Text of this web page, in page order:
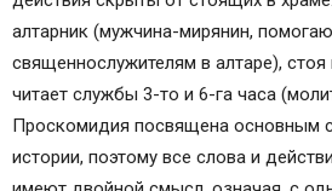
алтарник (мужчина-мирянин,
священнослужителям в алтаре),
читает службы 3-то и 6-га часа
Проскомидия посвящена основным
истории, поэтому все слова и